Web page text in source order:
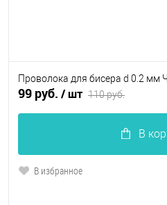
Проволока для бисера d 0.2 мм
99 руб. / шт 110 руб.
В
В избранное